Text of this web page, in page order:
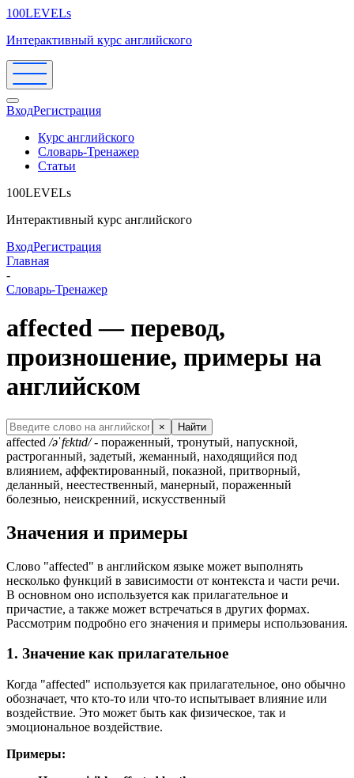
100LEVELs
Интерактивный курс английского
ВходРегистрация
Курс английского
Словарь-Тренажер
Статьи
100LEVELs
Интерактивный курс английского
ВходРегистрация
Главная
-
Словарь-Тренажер
affected — перевод,
произношение, примеры на
английском
× Найти
affected /əˈfɛktɪd/- пораженный, тронутый, напускной,
растроганный, задетый, жеманный, находящийся под
влиянием, аффектированный, показной, притворный,
деланный, неестественный, манерный, пораженный
болезнью, неискренний, искусственный
Значения и примеры
Слово "affected" в английском языке может выполнять
несколько функций в зависимости от контекста и части речи.
В основном оно используется как прилагательное и
причастие, а также может встречаться в других формах.
Рассмотрим подробно его значения и примеры использования.
1. Значение как прилагательное
Когда "affected" используется как прилагательное, оно обычно
обозначает, что кто-то или что-то испытывает влияние или
воздействие. Это может быть как физическое, так и
эмоциональное воздействие.
Примеры: